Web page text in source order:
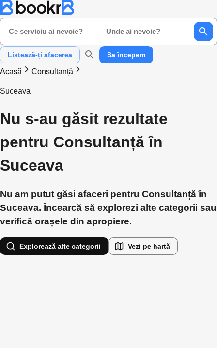
Ce serviciu ai nevoie? Unde ai nevoie?
Listează-ți afacerea Sa începem
Acasă Consultanță
Suceava
Nu s-au găsit rezultate
pentru Consultanță în
Suceava
Nu am putut găsi afaceri pentru Consultanță în
Suceava. Încearcă să explorezi alte categorii sau
verifică orașele din apropiere.
Explorează alte categorii Vezi pe hartă